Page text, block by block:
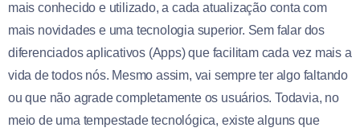
mais conhecido e utilizado, a cada atualização conta com
mais novidades e uma tecnologia superior. Sem falar dos
diferenciados aplicativos (Apps) que facilitam cada vez mais a
vida de todos nós. Mesmo assim, vai sempre ter algo faltando
ou que não agrade completamente os usuários. Todavia, no
meio de uma tempestade tecnológica, existe alguns que